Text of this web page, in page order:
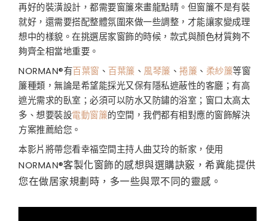
再好的裝潢設計，都需要窗簾來畫龍點睛。但窗簾不是有裝
就好，還需要搭配整體氛圍來做一些調整，才能讓家變成理
想中的樣貌。在挑選居家窗飾的時候，款式與顏色材質夠不
夠齊全相當地重要。
NORMAN®有百葉窗 、 百葉簾 、 風琴簾 、 捲簾 、 柔紗簾等窗
簾種類，無論是希望能採光又保有隱私遮蔽性的客廳；有高
遮光需求的臥室；必須可以防水又防鏽的浴室；窗口太高太
多、想要裝設電動窗簾的空間，我們都有相對應的窗飾解決
方案推薦給您。
本影片將帶您看幸福空間主持人曲艾玲的新家，使用
NORMAN®客製化窗飾的感想與選購訣竅，希冀能提供
您在做居家規劃時，多一些與眾不同的靈感。